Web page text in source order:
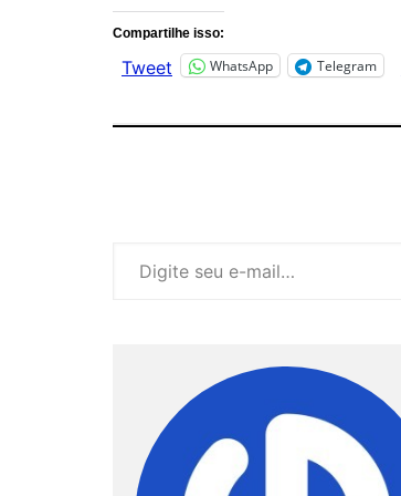
Compartilhe isso:
Tweet WhatsApp Telegram